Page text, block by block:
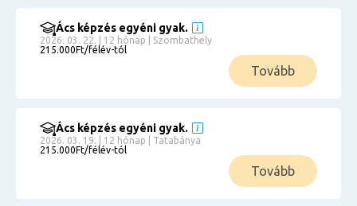
Ács képzés egyéni gyak.
2026. 03. 22. | 12 hónap | Szombathely
215.000Ft/félév-tól
Tovább
Ács képzés egyéni gyak.
2026. 03. 19. | 12 hónap | Tatabánya
215.000Ft/félév-tól
Tovább